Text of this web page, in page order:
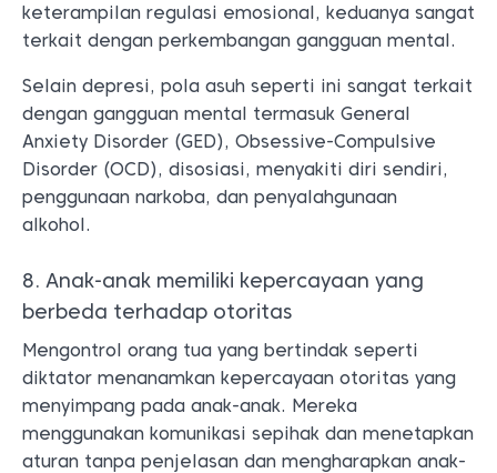
keterampilan regulasi emosional, keduanya sangat
terkait dengan perkembangan gangguan mental.
Selain depresi, pola asuh seperti ini sangat terkait
dengan gangguan mental termasuk General
Anxiety Disorder (GED), Obsessive-Compulsive
Disorder (OCD), disosiasi, menyakiti diri sendiri,
penggunaan narkoba, dan penyalahgunaan
alkohol.
8. Anak-anak memiliki kepercayaan yang
berbeda terhadap otoritas
Mengontrol orang tua yang bertindak seperti
diktator menanamkan kepercayaan otoritas yang
menyimpang pada anak-anak. Mereka
menggunakan komunikasi sepihak dan menetapkan
aturan tanpa penjelasan dan mengharapkan anak-